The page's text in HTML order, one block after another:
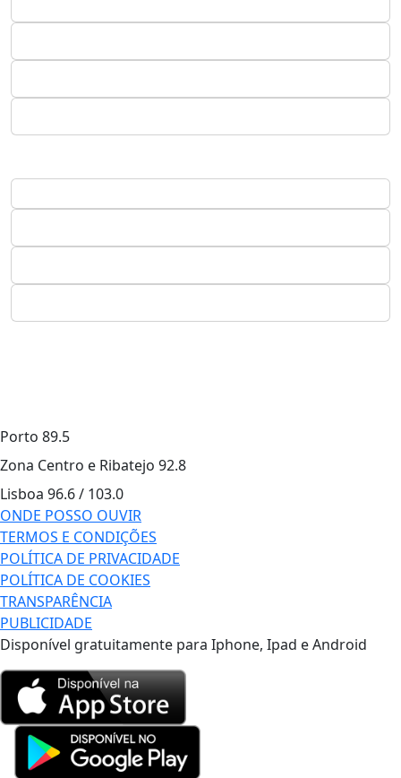
Porto 89.5
Zona Centro e Ribatejo 92.8
Lisboa 96.6 / 103.0
ONDE POSSO OUVIR
TERMOS E CONDIÇÕES
POLÍTICA DE PRIVACIDADE
POLÍTICA DE COOKIES
TRANSPARÊNCIA
PUBLICIDADE
Disponível gratuitamente para Iphone, Ipad e Android